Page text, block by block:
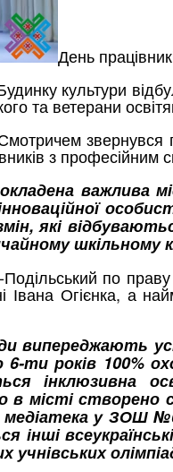
День
культури
та ветерани
з
важлива
які
шкільному
Подільський по
Івана Огієнка,
випереджають
ти років 100%
інклюзивна
місті
у ЗОШ
учнівських